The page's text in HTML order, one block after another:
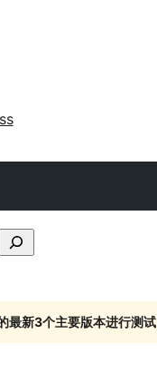
最新3个主要版本进行测试